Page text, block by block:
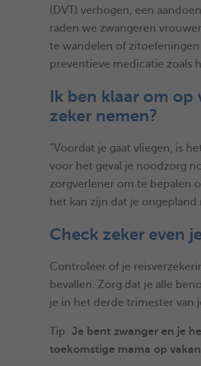
(DVT) verhogen, een
raden we zwangeren
te wandelen of
preventieve medicatie zoals
Ik ben klaar om
zeker nemen?
“Voordat je gaat vliegen, is
voor het geval je noodzorg
zorgverlener om te bepalen
het kan zijn dat je
Check zeker even
Controleer of je
bevallen. Zorg dat je alle
je in het derde trimester van
Tip: Je bent zwanger en je
toekomstige mama op